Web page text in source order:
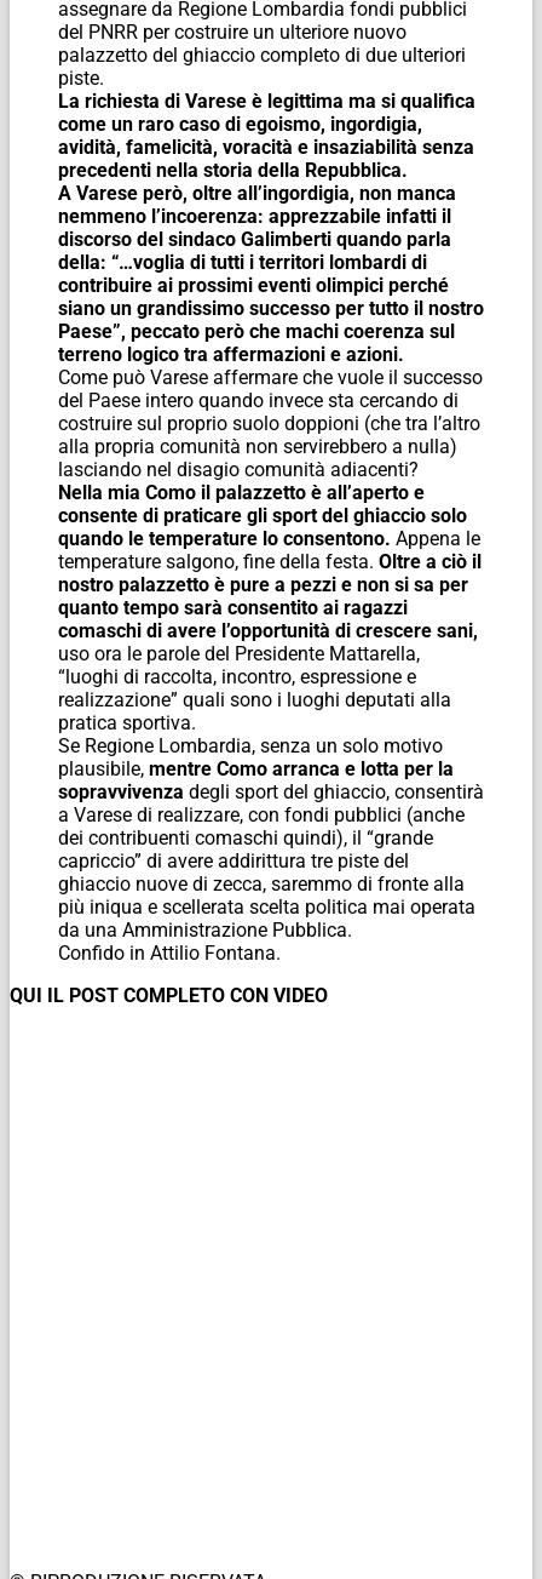
assegnare da Regione Lombardia fondi pubblici
del PNRR per costruire un ulteriore nuovo
palazzetto del ghiaccio completo di due ulteriori
piste.
La richiesta di Varese è legittima ma si qualifica
come un raro caso di egoismo, ingordigia,
avidità, famelicità, voracità e insaziabilità senza
precedenti nella storia della Repubblica.
A Varese però, oltre all’ingordigia, non manca
nemmeno l’incoerenza: apprezzabile infatti il
discorso del sindaco Galimberti quando parla
della: “…voglia di tutti i territori lombardi di
contribuire ai prossimi eventi olimpici perché
siano un grandissimo successo per tutto il nostro
Paese”, peccato però che machi coerenza sul
terreno logico tra affermazioni e azioni.
Come può Varese affermare che vuole il successo
del Paese intero quando invece sta cercando di
costruire sul proprio suolo doppioni (che tra l’altro
alla propria comunità non servirebbero a nulla)
lasciando nel disagio comunità adiacenti?
Nella mia Como il palazzetto è all’aperto e
consente di praticare gli sport del ghiaccio solo
quando le temperature lo consentono. Appena le
temperature salgono, fine della festa. Oltre a ciò il
nostro palazzetto è pure a pezzi e non si sa per
quanto tempo sarà consentito ai ragazzi
comaschi di avere l’opportunità di crescere sani,
uso ora le parole del Presidente Mattarella,
“luoghi di raccolta, incontro, espressione e
realizzazione” quali sono i luoghi deputati alla
pratica sportiva.
Se Regione Lombardia, senza un solo motivo
plausibile, mentre Como arranca e lotta per la
sopravvivenza degli sport del ghiaccio, consentirà
a Varese di realizzare, con fondi pubblici (anche
dei contribuenti comaschi quindi), il “grande
capriccio” di avere addirittura tre piste del
ghiaccio nuove di zecca, saremmo di fronte alla
più iniqua e scellerata scelta politica mai operata
da una Amministrazione Pubblica.
Confido in Attilio Fontana.
QUI IL POST COMPLETO CON VIDEO